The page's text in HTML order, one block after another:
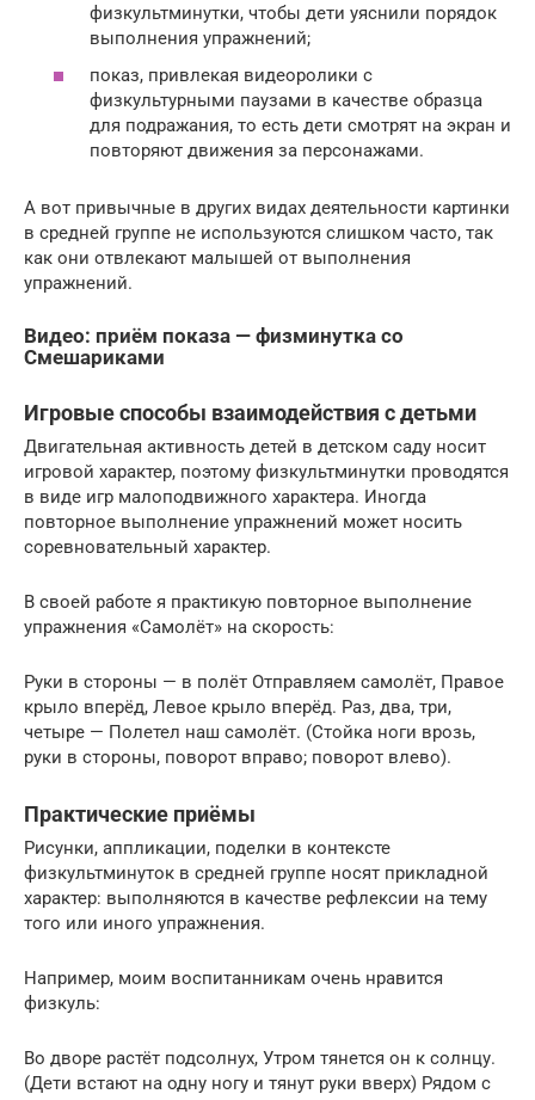
физкультминутки, чтобы дети уяснили порядок
выполнения упражнений;
показ, привлекая видеоролики с
физкультурными паузами в качестве образца
для подражания, то есть дети смотрят на экран и
повторяют движения за персонажами.
А вот привычные в других видах деятельности картинки
в средней группе не используются слишком часто, так
как они отвлекают малышей от выполнения
упражнений.
Видео: приём показа — физминутка со
Смешариками
Игровые способы взаимодействия с детьми
Двигательная активность детей в детском саду носит
игровой характер, поэтому физкультминутки проводятся
в виде игр малоподвижного характера. Иногда
повторное выполнение упражнений может носить
соревновательный характер.
В своей работе я практикую повторное выполнение
упражнения «Самолёт» на скорость:
Руки в стороны — в полёт Отправляем самолёт, Правое
крыло вперёд, Левое крыло вперёд. Раз, два, три,
четыре — Полетел наш самолёт. (Стойка ноги врозь,
руки в стороны, поворот вправо; поворот влево).
Практические приёмы
Рисунки, аппликации, поделки в контексте
физкультминуток в средней группе носят прикладной
характер: выполняются в качестве рефлексии на тему
того или иного упражнения.
Например, моим воспитанникам очень нравится
физкуль:
Во дворе растёт подсолнух, Утром тянется он к солнцу.
(Дети встают на одну ногу и тянут руки вверх) Рядом с